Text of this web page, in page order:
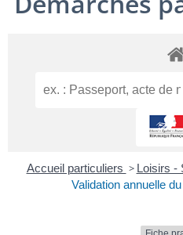
Accueil particuliers > Loisirs -
Validation annuelle